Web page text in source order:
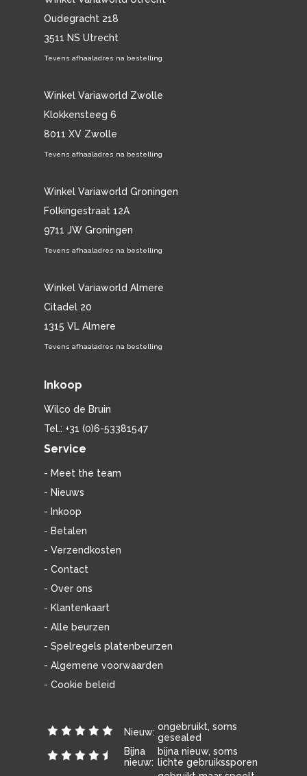
Oudegracht 218
3511 NS Utrecht
Tevens afhaaladres na bestelling
Winkel Variaworld Zwolle
Klokkensteeg 6
8011 XV Zwolle
Tevens afhaaladres na bestelling
Winkel Variaworld Groningen
Folkingestraat 12A
9711 JW Groningen
Tevens afhaaladres na bestelling
Winkel Variaworld Almere
Citadel 20
1315 VL Almere
Tevens afhaaladres na bestelling
Inkoop
Wilco de Bruin
Tel.: +31 (0)6-53381547
Service
- Meet the team
- Nieuws
- Inkoop
- Betalen
- Verzendkosten
- Contact
- Over ons
- Klantenkaart
- Alle beurzen
- Spelregels platenbeurzen
- Algemene voorwaarden
- Cookie beleid
Nieuw: ongebruikt, soms
gesealed
Bijna
nieuw:
bijna nieuw, soms
lichte gebruikssporen